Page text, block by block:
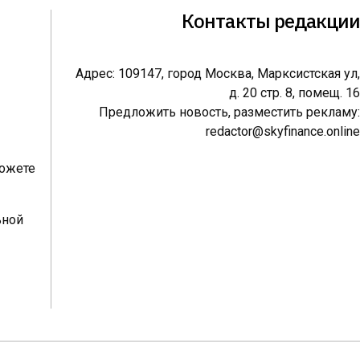
Контакты редакции
Адрес: 109147, город Москва, Марксистская ул,
д. 20 стр. 8, помещ. 16
Предложить новость, разместить рекламу:
redactor@skyfinance.online